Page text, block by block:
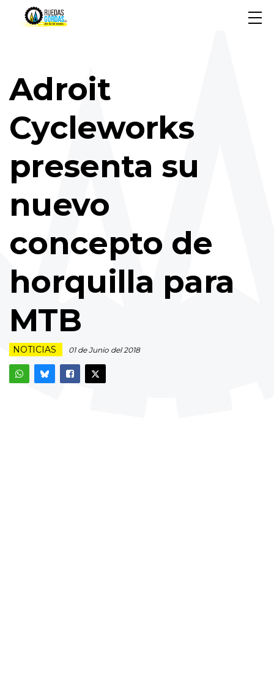
Adroit
Cycleworks
presenta su
nuevo
concepto de
horquilla para
MTB
NOTICIAS 01 de Junio del 2018